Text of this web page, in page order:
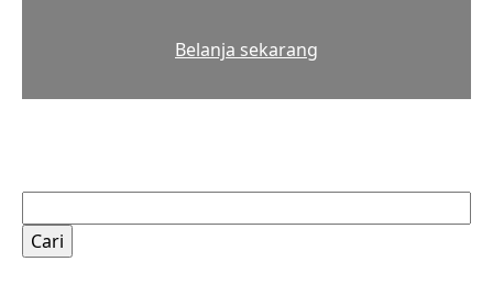
Belanja sekarang
untuk: